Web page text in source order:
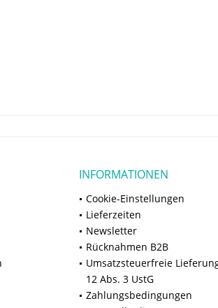
INFORMATIONEN
Cookie-Einstellungen
Lieferzeiten
Newsletter
Rücknahmen B2B
Umsatzsteuerfreie
12 Abs. 3 UstG
Zahlungsbedingungen